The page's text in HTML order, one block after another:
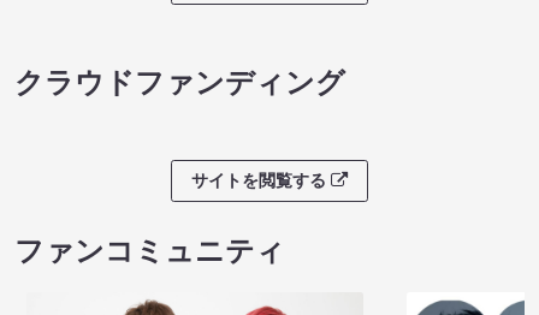
クラウドファンディング
サイトを閲覧する
ファンコミュニティ